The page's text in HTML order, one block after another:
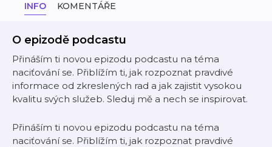
INFO KOMENTÁŘE
O epizodě podcastu
Přináším ti novou epizodu podcastu na téma
naciťování se. Přiblížím ti, jak rozpoznat pravdivé
informace od zkreslených rad a jak zajistit vysokou
kvalitu svých služeb. Sleduj mě a nech se inspirovat.
Přináším ti novou epizodu podcastu na téma
naciťování se. Přiblížím ti, jak rozpoznat pravdivé